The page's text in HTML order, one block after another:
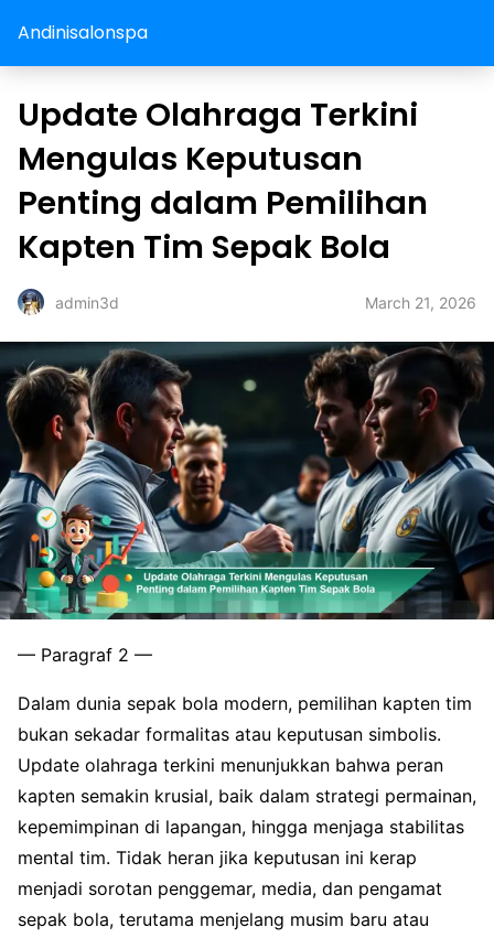
Andinisalonspa
Update Olahraga Terkini
Mengulas Keputusan
Penting dalam Pemilihan
Kapten Tim Sepak Bola
admin3d March 21, 2026
— Paragraf 2 —
Dalam dunia sepak bola modern, pemilihan kapten tim
bukan sekadar formalitas atau keputusan simbolis.
Update olahraga terkini menunjukkan bahwa peran
kapten semakin krusial, baik dalam strategi permainan,
kepemimpinan di lapangan, hingga menjaga stabilitas
mental tim. Tidak heran jika keputusan ini kerap
menjadi sorotan penggemar, media, dan pengamat
sepak bola, terutama menjelang musim baru atau